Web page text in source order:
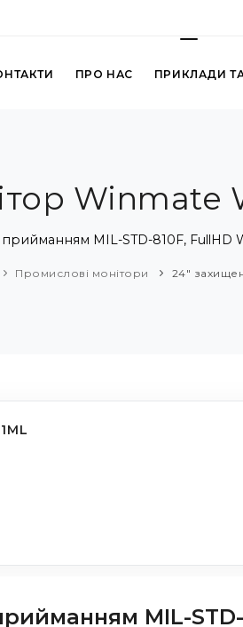
ПРО НАС ПРИКЛАДИ
Winmate
MIL-STD-810F, FullHD
Промислові монітори 24"
MIL-STD-